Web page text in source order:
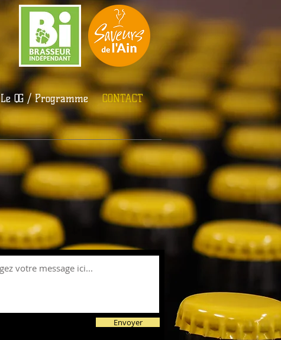
Le QG / Programme CONTACT
Envoyer